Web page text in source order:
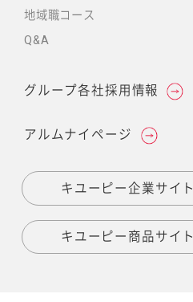
地域職コース
Q&A
グループ各社採用情報
アルムナイページ
キユーピー企業サイト
キユーピー商品サイト